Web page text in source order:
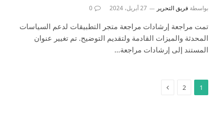
بواسطة فريق التحرير 27 أبريل، 2024 0
تمت مراجعة إرشادات مراجعة متجر التطبيقات لدعم السياسات
المحدثة والميزات القادمة ولتقديم التوضيح. تم تغيير عنوان
المستند إلى إرشادات مراجعة…
1
2